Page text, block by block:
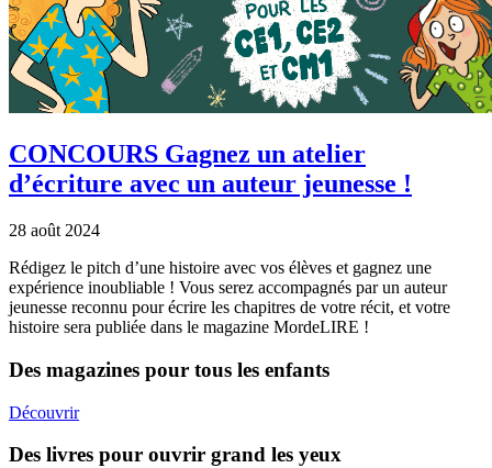
CONCOURS Gagnez un atelier
d’écriture avec un auteur jeunesse !
28 août 2024
Rédigez le pitch d’une histoire avec vos élèves et gagnez une
expérience inoubliable ! Vous serez accompagnés par un auteur
jeunesse reconnu pour écrire les chapitres de votre récit, et votre
histoire sera publiée dans le magazine MordeLIRE !
Des magazines pour tous les enfants
Découvrir
Des livres pour ouvrir grand les yeux